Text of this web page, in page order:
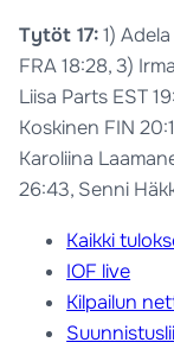
Tytöt 17:1)
FRA 18:28, 3)
Liisa Parts EST
Koskinen FIN
Karoliina
26:43, Senni
Kaikki
IOF live
Kilpailun